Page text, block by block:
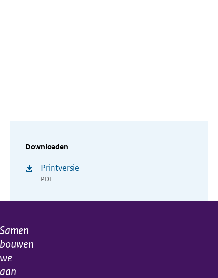
Downloaden
Printversie
PDF
Algemene
informatie
Samen
bouwen
we
aan